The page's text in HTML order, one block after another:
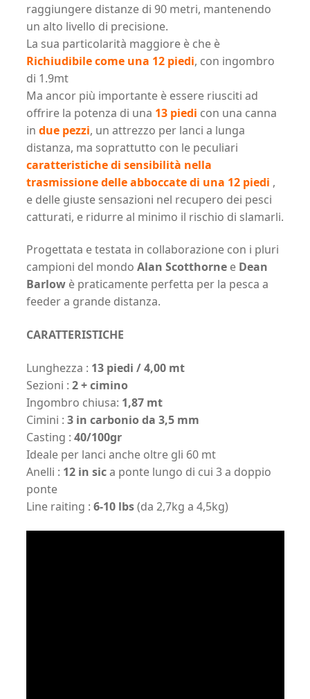
raggiungere distanze di 90 metri, mantenendo
un alto livello di precisione.
La sua particolarità maggiore è che è
Richiudibile come una 12 piedi, con ingombro
di 1.9mt
Ma ancor più importante è essere riusciti ad
offrire la potenza di una 13 piedi con una canna
in due pezzi, un attrezzo per lanci a lunga
distanza, ma soprattutto con le peculiari
caratteristiche di sensibilità nella
trasmissione delle abboccate di una 12 piedi ,
e delle giuste sensazioni nel recupero dei pesci
catturati, e ridurre al minimo il rischio di slamarli.
Progettata e testata in collaborazione con i pluri
campioni del mondo Alan Scotthorne e Dean
Barlow è praticamente perfetta per la pesca a
feeder a grande distanza.
CARATTERISTICHE
Lunghezza : 13 piedi / 4,00 mt
Sezioni : 2 + cimino
Ingombro chiusa: 1,87 mt
Cimini : 3 in carbonio da 3,5 mm
Casting : 40/100gr
Ideale per lanci anche oltre gli 60 mt
Anelli : 12 in sica ponte lungo di cui 3 a doppio
ponte
Line raiting : 6-10 lbs(da 2,7kg a 4,5kg)